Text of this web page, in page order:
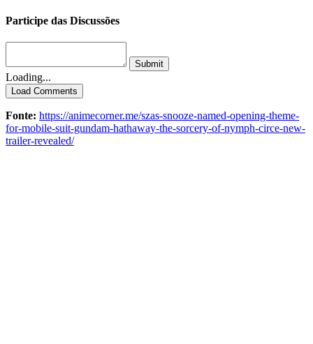
Participe das Discussões
Submit
Loading...
Load Comments
Fonte: https://animecorner.me/szas-snooze-named-opening-theme-
for-mobile-suit-gundam-hathaway-the-sorcery-of-nymph-circe-new-
trailer-revealed/